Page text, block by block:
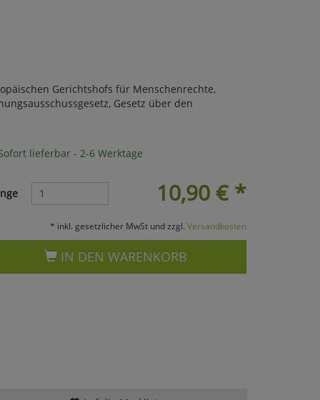
Gerichtshofs für Menschenrechte,
Gesetz über den
lieferbar - 2-6 Werktage
10,90 €*
* inkl. gesetzlicher MwSt und zzgl. Versandkosten
IN DEN WARENKORB